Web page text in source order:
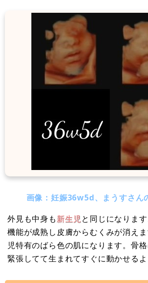
画像：妊娠36w5d、まうすさん
外見も中身も新生児と同じになりま
機能が成熟し皮膚からむくみが消え
児特有のばら色の肌になります。骨
緊張してて生まれてすぐに動かせるよ